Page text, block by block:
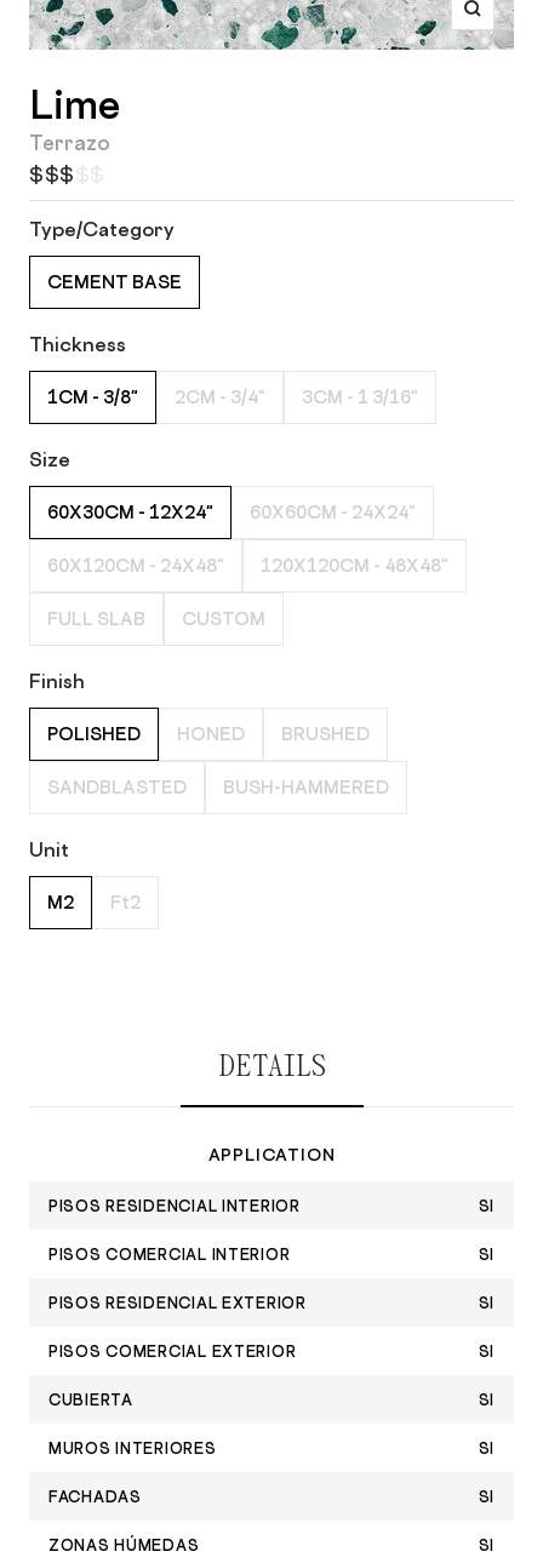
Zoom
Lime
Terrazo
$$$$$
Type/Category
CEMENT BASE
Thickness
1CM - 3/8" 2CM - 3/4" 3CM - 1 3/16"
Size
60X30CM - 12X24" 60X60CM - 24X24"
60X120CM - 24X48" 120X120CM - 48X48"
FULL SLAB CUSTOM
Finish
POLISHED HONED BRUSHED
SANDBLASTED BUSH-HAMMERED
Unit
M2 Ft2
DETAILS
APPLICATION
PISOS RESIDENCIAL INTERIOR SI
PISOS COMERCIAL INTERIOR SI
PISOS RESIDENCIAL EXTERIOR SI
PISOS COMERCIAL EXTERIOR SI
CUBIERTA SI
MUROS INTERIORES SI
FACHADAS SI
ZONAS HÚMEDAS SI